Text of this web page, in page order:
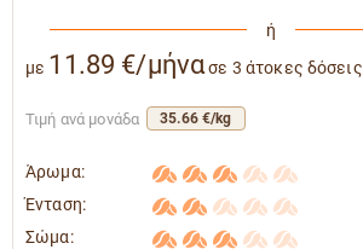
ή
με 11.89 €/μήνασε 3 άτοκες δόσεις
Τιμή ανά μονάδα 35.66 €/kg
Άρωμα:
Ένταση:
Σώμα: